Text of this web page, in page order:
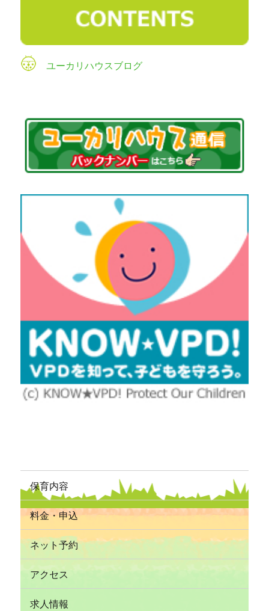
ユーカリハウスブログ
保育内容
料金・申込
ネット予約
アクセス
求人情報